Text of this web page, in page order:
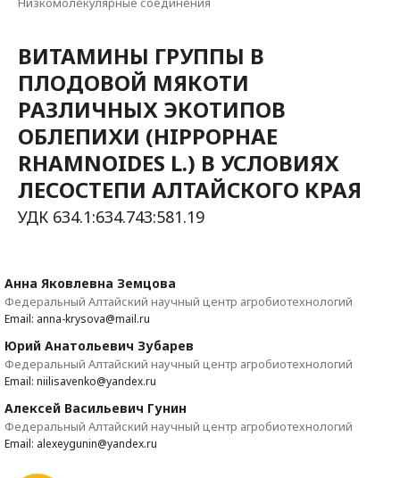
ВИТАМИНЫ ГРУППЫ В
ПЛОДОВОЙ МЯКОТИ
РАЗЛИЧНЫХ ЭКОТИПОВ
ОБЛЕПИХИ (HIPPOPHAE
RHAMNOIDES L.) В УСЛОВИЯХ
ЛЕСОСТЕПИ АЛТАЙСКОГО КРАЯ
УДК 634.1:634.743:581.19
Анна Яковлевна Земцова
Федеральный Алтайский научный центр агробиотехнологий
Email: anna-krysova@mail.ru
Юрий Анатольевич Зубарев
Федеральный Алтайский научный центр агробиотехнологий
Email: niilisavenko@yandex.ru
Алексей Васильевич Гунин
Федеральный Алтайский научный центр агробиотехнологий
Email: alexeygunin@yandex.ru